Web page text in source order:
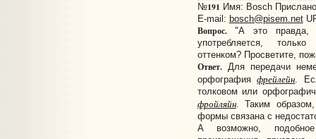
№191 Имя: Bosch
E-mail: bosch@pisem.net
Вопрос."А это правда,
употребляется, только
оттенком? Просветите,
Ответ.Для передачи
орфографияфрейлейн.
толковом или
фройляйн. Таким образом,
формы связана с
А возможно, подобное